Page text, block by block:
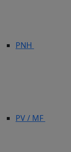
PNH
PV / MF